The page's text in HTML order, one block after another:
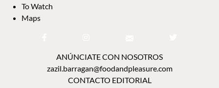
To Watch
Maps
ANÚNCIATE CON NOSOTROS
zazil.barragan@foodandpleasure.com
CONTACTO EDITORIAL